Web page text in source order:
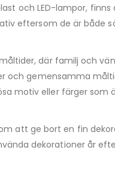
och LED-lampor,
eftersom de är både
där familj och
gemensamma
motiv eller färger som
att ge bort en fin
dekorationer år